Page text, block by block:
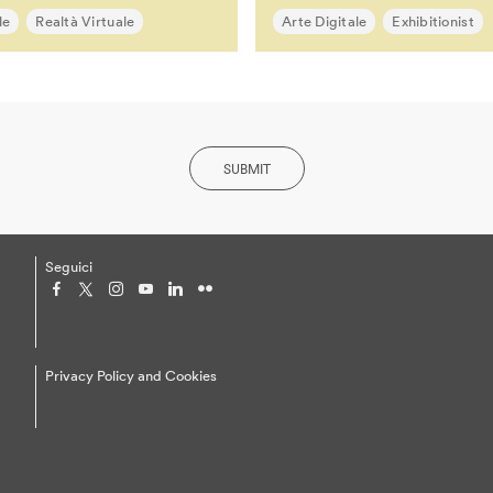
Realtà Virtuale Arte Digitale Exhibitionist
SUBMIT
Seguici
Privacy Policy and Cookies